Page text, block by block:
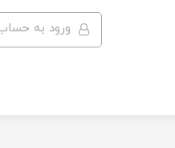
ورود به